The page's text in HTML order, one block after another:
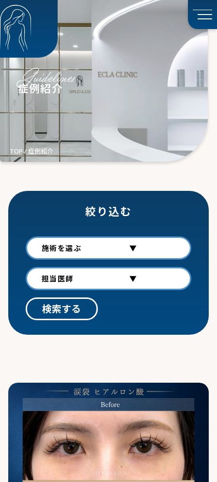
症例紹介｜ECLA CLINIC（エ
クラクリニック）｜赤坂見附駅
徒歩1分
Guidelines
症例紹介
TOP /症例紹介
絞り込む